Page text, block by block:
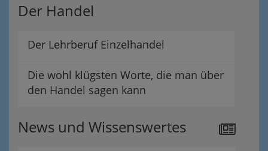
Der Handel
Der Lehrberuf Einzelhandel
Die wohl klügsten Worte, die man über
den Handel sagen kann
News und Wissenswertes